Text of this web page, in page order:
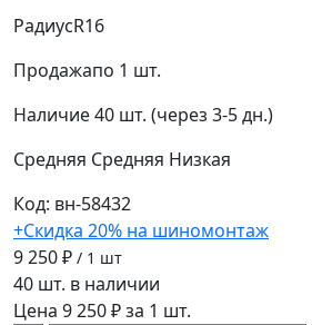
РадиусR16
Продажапо 1 шт.
Наличие40 шт. (через 3-5 дн.)
Средняя Средняя Низкая
Код: вн-58432
+Скидка 20% на шиномонтаж
9 250 ₽ / 1 шт
40 шт. в наличии
Цена 9 250 ₽ за 1 шт.